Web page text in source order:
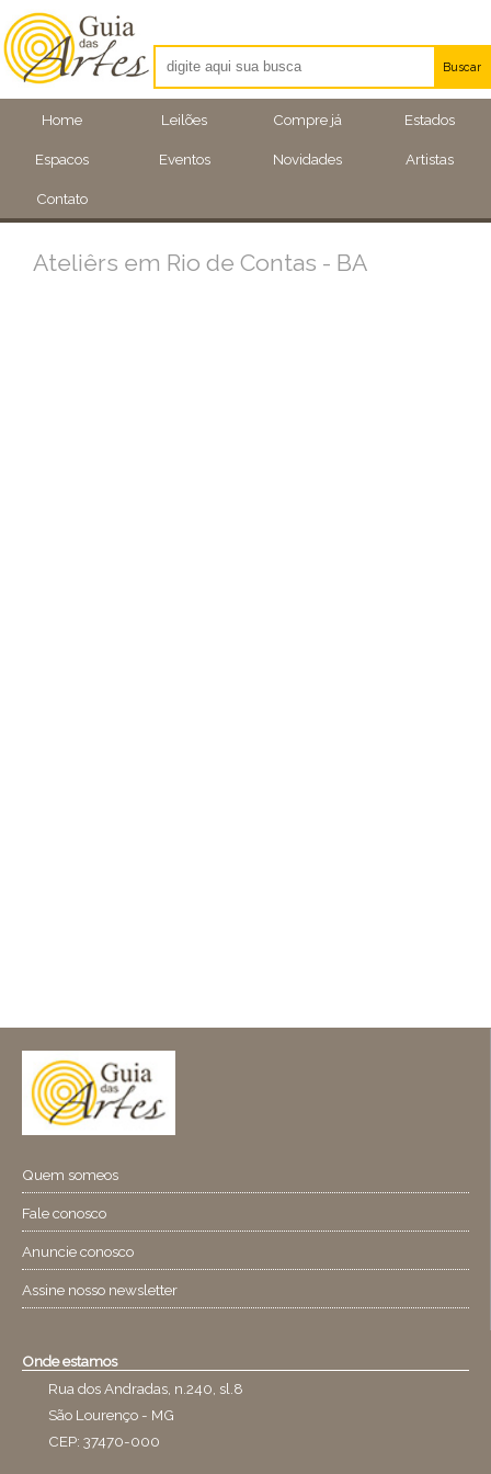
Home Leilões Compre já Estados
Espacos Eventos Novidades Artistas
Contato
Buscar
Artistas
Eventos
Ateliêrs em Rio de Contas - BA
Quem someos
Fale conosco
Anuncie conosco
Assine nosso newsletter
Onde estamos
Rua dos Andradas, n.240, sl.8
São Lourenço - MG
CEP: 37470-000